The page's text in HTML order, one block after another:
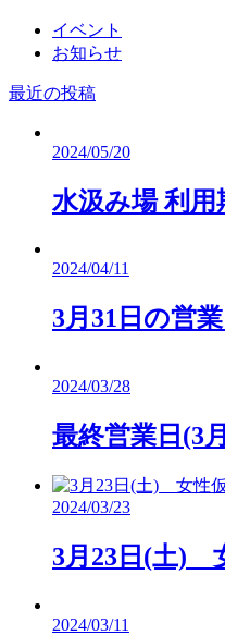
イベント
お知らせ
最近の投稿
2024/05/20
水汲み場 利
2024/04/11
3月31日の営
2024/03/28
最終営業日(3
2024/03/23
3月23日(土)
2024/03/11